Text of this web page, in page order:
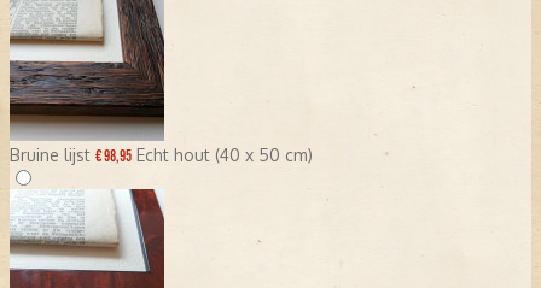
Bruine lijst € 98,95 Echt hout (40 x 50 cm)